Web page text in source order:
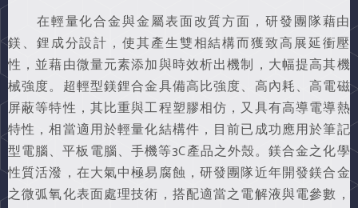
在輕量化合金與金屬表面改質方面，研發團隊藉由
鎂、鋰成分設計，使其產生雙相結構而獲致高展延衝壓
性，並藉由微量元素添加與時效析出機制，大幅提高其機
械強度。超輕型鎂鋰合金具備高比強度、高內耗、高電磁
屏蔽等特性，其比重與工程塑膠相仿，又具有高導電導熱
特性，相當適用於輕量化結構件，目前已成功應用於筆記
型電腦、平板電腦、手機等3C產品之外殼。鎂合金之化學
性質活潑，在大氣中極易腐蝕，研發團隊近年開發鎂合金
之微弧氧化表面處理技術，搭配適當之電解液與電參數，